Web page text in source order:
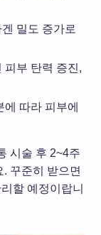
밀도 증가로
피부 탄력 증진,
에 따라 피부에
시술 후 2~4주
꾸준히 받으면
할 예정이랍니